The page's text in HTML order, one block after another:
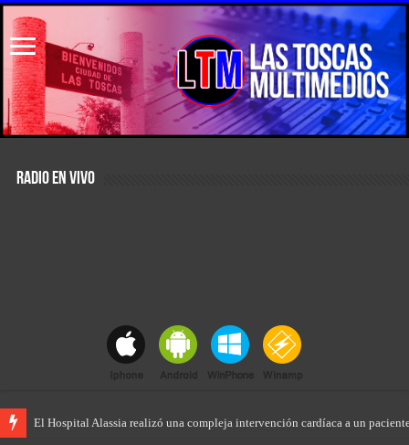
RADIO EN VIVO
Brillante procedimiento de “Los Pumas” de Tostado, Villa Minetti y